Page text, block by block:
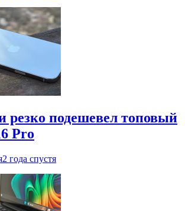
резко подешевел топовый
Pro
2 года спустя